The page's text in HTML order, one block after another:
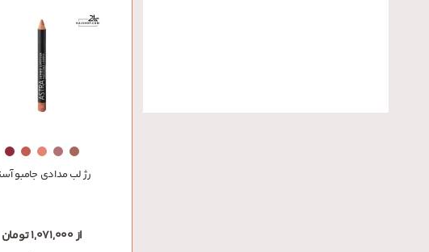
رژ لب مدادی جامبو
از 1,071,000 تومان